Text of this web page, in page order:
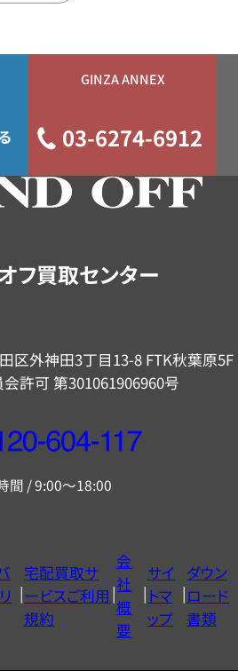
GINZA ANNEX
03-6274-6912
フ買取センター
区外神田3丁目13-8 FTK秋葉原5F
許可 第301061906960号
間 / 9:00～18:00
宅配買取サ
ービスご利用
規約
会
社
概
要
サイ
トマ
ップ
ダウン
ロード
書類